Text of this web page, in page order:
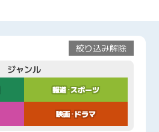
絞り込み解除
ジャンル
報道･スポーツ
映画･ドラマ